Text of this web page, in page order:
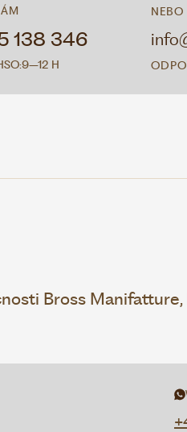
138 346
SO:9–12 H
Bross